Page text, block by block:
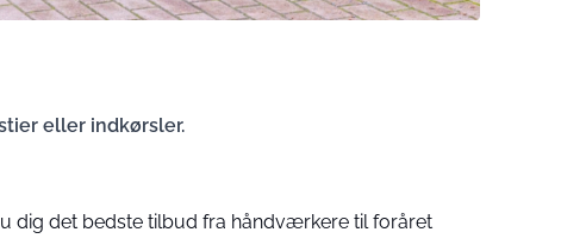
eller indkørsler.
dig det bedste tilbud fra håndværkere til foråret